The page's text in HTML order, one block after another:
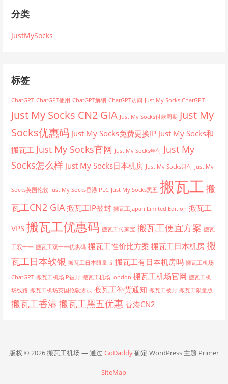
分类
JustMySocks
标签
ChatGPT ChatGPT使用 ChatGPT解锁 ChatGPT访问 Just My Socks ChatGPT
Just My Socks CN2 GIA Just My Socks付款周期 Just My
Socks优惠码 Just My Socks免费更换IP Just My Socks和
搬瓦工 Just My Socks官网 Just My Socks年付 Just My
Socks怎么样 Just My Socks日本机房 Just My Socks月付 Just My
Socks英国伦敦 Just My Socks香港IPLC Just My Socks黑五 搬瓦工 搬
瓦工CN2 GIA 搬瓦工IP被封 搬瓦工Japan Limited Edition 搬瓦工
VPS 搬瓦工优惠码 搬瓦工传家宝 搬瓦工便宜方案 搬瓦
工双十一 搬瓦工双十一优惠码 搬瓦工性价比方案 搬瓦工日本机房 搬
瓦工日本软银 搬瓦工日本限量版 搬瓦工有日本机房吗 搬瓦工机场
ChatGPT 搬瓦工机场IP被封 搬瓦工机场London 搬瓦工机场官网 搬瓦工机
场线路 搬瓦工机场英国伦敦测试 搬瓦工补货通知 搬瓦工被封 搬瓦工限量版
搬瓦工香港 搬瓦工黑五优惠 香港CN2
版权 © 2026 搬瓦工机场 — 通过 GoDaddy确定 WordPress 主题 Primer
SiteMap